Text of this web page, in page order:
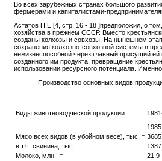
Во всех зарубежных странах большого
фермерами и капиталистами-
Астатов Н.Е [4, стр. 16 - 18 ]предположил, о
хозяйства в прежнем СССР. Вместо
созданы колхозы и совхозы. На нынешнем
сохранения колхозно-совхозной системы в
нежизнеспособной через главный присущий
созданного им продукта, превращение
использовании ресурсного потенциала.
Производство основных видов
Виды животноводческой продукции
1985
Мясо всех видов (в убойном весе), тыс. т 3685
в т.ч. свинина, тыс. т
1387
Молоко, млн.. т
21,9